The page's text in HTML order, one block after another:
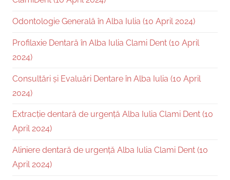
Odontologie Generală în Alba Iulia (10 April 2024)
Profilaxie Dentară în Alba Iulia Clami Dent (10 April
2024)
Consultări și Evaluări Dentare în Alba Iulia (10 April
2024)
Extracție dentară de urgență Alba Iulia Clami Dent (10
April 2024)
Aliniere dentară de urgență Alba Iulia Clami Dent (10
April 2024)